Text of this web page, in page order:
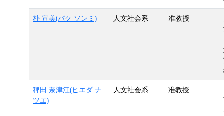
朴 宣美(パク ソンミ)
人文社会系 准教授
稗田 奈津江(ヒエダ ナ
ツエ)
人文社会系 准教授